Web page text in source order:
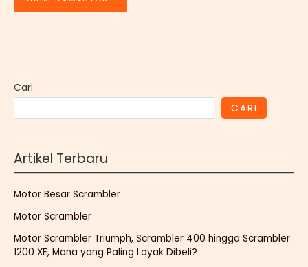
Cari
CARI
Artikel Terbaru
Motor Besar Scrambler
Motor Scrambler
Motor Scrambler Triumph, Scrambler 400 hingga Scrambler
1200 XE, Mana yang Paling Layak Dibeli?